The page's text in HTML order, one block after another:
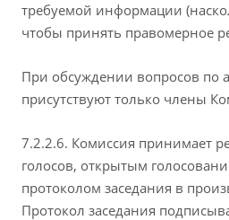
требуемой информации
чтобы принять правомерное
При обсуждении вопросов по
присутствуют только члены
7.2.2.6. Комиссия принимает
голосов, открытым
протоколом заседания в
Протокол заседания